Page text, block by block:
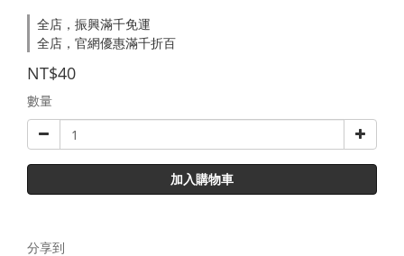
全店，振興滿千免運
全店，官網優惠滿千折百
NT$40
數量
加入購物車
分享到